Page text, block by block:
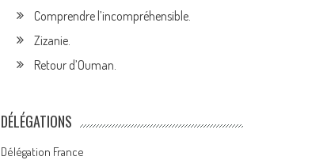
Comprendre l’incompréhensible.
Zizanie.
Retour d’Ouman.
DÉLÉGATIONS
Délégation France